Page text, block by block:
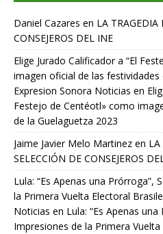
Daniel Cazares en LA TRAGEDIA
CONSEJEROS DEL INE
Elige Jurado Calificador a “El
imagen oficial de las festividades
Expresion Sonora Noticias en
Festejo de Centéotl» como
de la Guelaguetza 2023
Jaime Javier Melo Martinez en LA
SELECCIÓN DE CONSEJEROS
Lula: “Es Apenas una Prórroga”,
la Primera Vuelta Electoral
Noticias en Lula: “Es Apenas
Impresiones de la Primera